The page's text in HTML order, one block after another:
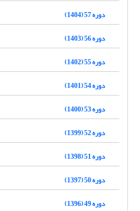
دوره 57 (1404)
دوره 56 (1403)
دوره 55 (1402)
دوره 54 (1401)
دوره 53 (1400)
دوره 52 (1399)
دوره 51 (1398)
دوره 50 (1397)
دوره 49 (1396)